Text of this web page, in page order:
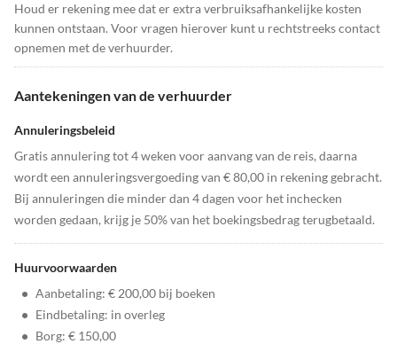
Houd er rekening mee dat er extra verbruiksafhankelijke kosten
kunnen ontstaan. Voor vragen hierover kunt u rechtstreeks contact
opnemen met de verhuurder.
Aantekeningen van de verhuurder
Annuleringsbeleid
Gratis annulering tot 4 weken voor aanvang van de reis, daarna
wordt een annuleringsvergoeding van € 80,00 in rekening gebracht.
Bij annuleringen die minder dan 4 dagen voor het inchecken
worden gedaan, krijg je 50% van het boekingsbedrag terugbetaald.
Huurvoorwaarden
• Aanbetaling: € 200,00 bij boeken
• Eindbetaling: in overleg
• Borg: € 150,00